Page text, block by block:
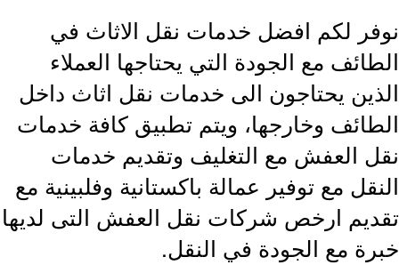
لكم افضل خدمات نقل الاثاث في
مع الجودة التي يحتاجها العملاء
يحتاجون الى خدمات نقل اثاث داخل
وخارجها، ويتم تطبيق كافة خدمات
العفش مع التغليف وتقديم خدمات
مع توفير عمالة باكستانية وفلبينية مع
ارخص شركات نقل العفش التى لديها
مع الجودة في النقل.